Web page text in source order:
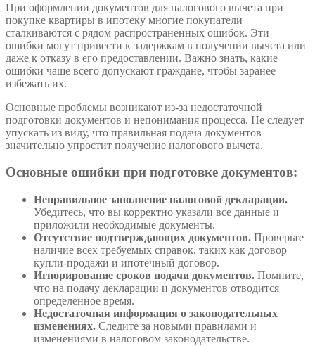
При оформлении документов для налогового вычета при
покупке квартиры в ипотеку многие покупатели
сталкиваются с рядом распространенных ошибок. Эти
ошибки могут привести к задержкам в получении вычета или
даже к отказу в его предоставлении. Важно знать, какие
ошибки чаще всего допускают граждане, чтобы заранее
избежать их.
Основные проблемы возникают из-за недостаточной
подготовки документов и непонимания процесса. Не следует
упускать из виду, что правильная подача документов
значительно упростит получение налогового вычета.
Основные ошибки при подготовке документов:
Неправильное заполнение налоговой декларации.
Убедитесь, что вы корректно указали все данные и
приложили необходимые документы.
Отсутствие подтверждающих документов. Проверьте
наличие всех требуемых справок, таких как договор
купли-продажи и ипотечный договор.
Игнорирование сроков подачи документов. Помните,
что на подачу декларации и документов отводится
определенное время.
Недостаточная информация о законодательных
изменениях. Следите за новыми правилами и
изменениями в налоговом законодательстве.